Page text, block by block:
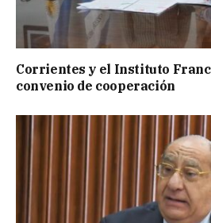
Corrientes y el Instituto
convenio de cooperación